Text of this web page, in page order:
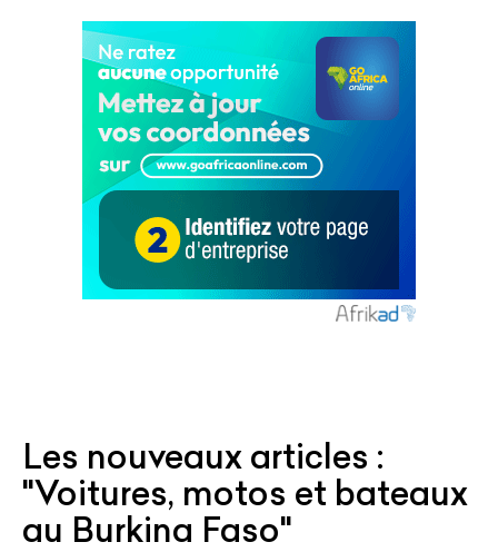
Les nouveaux articles :
"Voitures, motos et bateaux
au Burkina Faso"